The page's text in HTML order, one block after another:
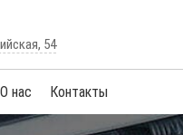
54
О нас Контакты